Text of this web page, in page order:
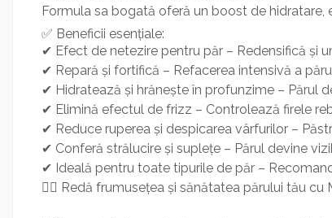
Formula sa bogată oferă un boost de
✅ Beneficii esențiale:
✔ Efect de netezire pentru păr – Redensifică și
✔ Repară și fortifică – Refacerea intensivă a
✔ Hidratează și hrănește în profunzime – Părul
✔ Elimină efectul de frizz – Controlează firele
✔ Reduce ruperea și despicarea vârfurilor –
✔ Conferă strălucire și suplețe – Părul devine
✔ Ideală pentru toate tipurile de păr –
💆‍♀️ Redă frumusețea și sănătatea părului tău